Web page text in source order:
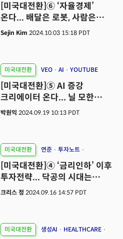
WAYMO
[미국대전환]⑥ ‘자율경제’
온다... 배달은 로봇, 사람은
모니터 뒤로
Sejin Kim 2024.10.03 15:18 PDT
미국대전환 VEO AI YOUTUBE
[미국대전환]⑤ AI 증강
크리에이터 온다... 닐 모한
유튜브 CEO ‘AI 쇼츠’ 승부수
박원익 2024.09.19 10:13 PDT
미국대전환 연준
투자노트
더밀크알파
[미국대전환]④ ‘금리인하’ 이후
투자전략... 닥공의 시대는
끝났다
크리스 정 2024.09.16 14:57 PDT
미국대전환 생성AI
HEALTHCARE